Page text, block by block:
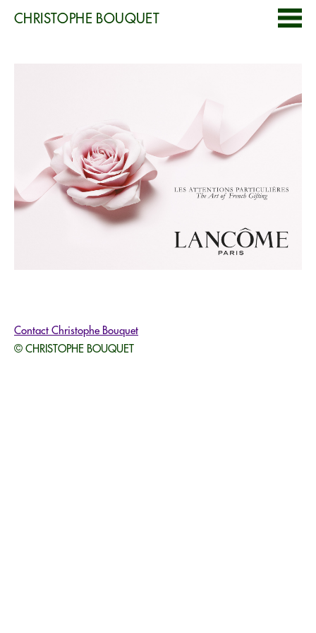
CHRISTOPHE BOUQUET
Contact Christophe Bouquet
© CHRISTOPHE BOUQUET